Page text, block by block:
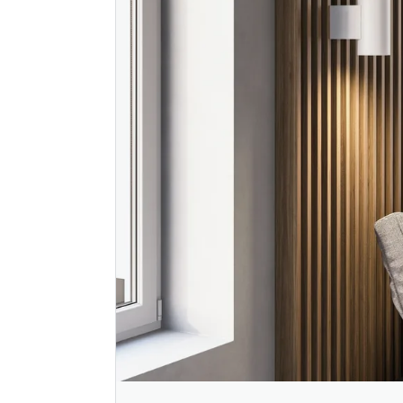
Nordlux
499
Klikk & Hent